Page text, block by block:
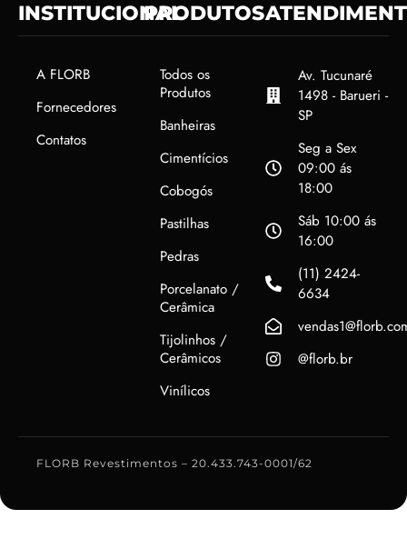
INSTITUCIONAL
A FLORB
Fornecedores
Contatos
PRODUTOS
Todos os
Produtos
Banheiras
Cimentícios
Cobogós
Pastilhas
Pedras
Porcelanato /
Cerâmica
Tijolinhos /
Cerâmicos
Vinílicos
Av. Tucunaré
1498 - Barueri -
SP
Seg a Sex
09:00 ás
18:00
Sáb 10:00 ás
16:00
(11) 2424-
6634
@florb.br
FLORB Revestimentos – 20.433.743-0001/62